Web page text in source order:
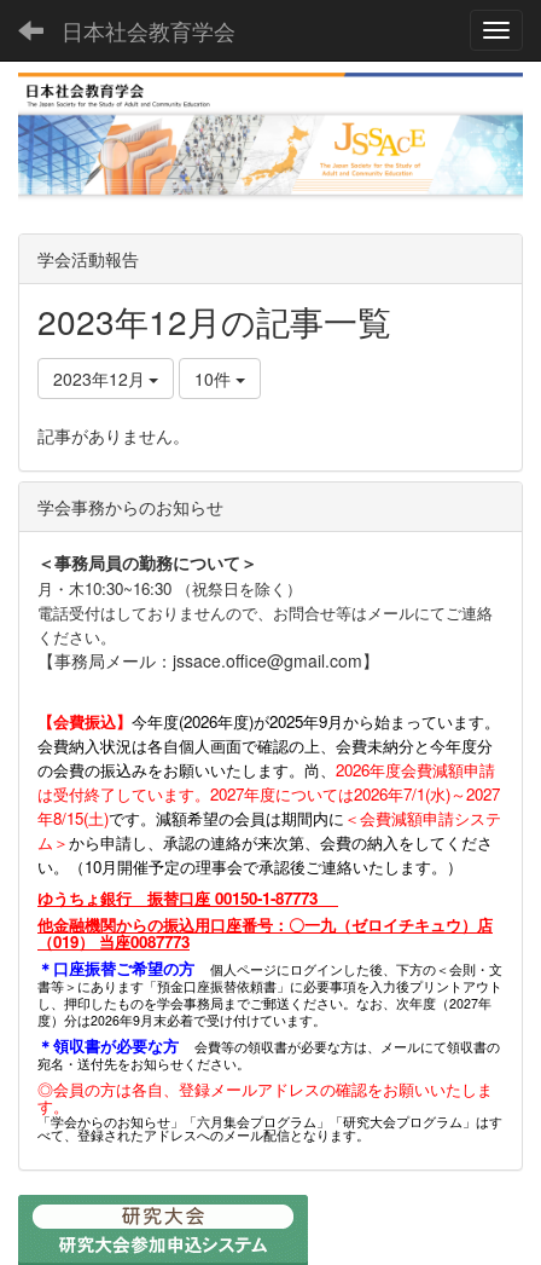
日本社会教育学会
学会活動報告
2023年12月の記事一覧
2023年12月 10件
記事がありません。
学会事務からのお知らせ
＜事務局員の勤務について＞
月・木10:30~16:30 （祝祭日を除く）
電話受付はしておりませんので、お問合せ等はメールにてご連絡
ください。
【事務局メール：jssace.office@gmail.com】
【会費振込】 今年度(2026年度)が2025年9月から始まっています。
会費納入状況は各自個人画面で確認の上、会費未納分と今年度分
の会費の振込みをお願いいたします。尚、 2026年度会費減額申請
は受付終了しています。2027年度については2026年7/1(水)～2027
年8/15(土)です。減額希望の会員は期間内に ＜会費減額申請システ
ム＞から申請し、承認の連絡が来次第、会費の納入をしてくださ
い。（10月開催予定の理事会で承認後ご連絡いたします。）
ゆうちょ銀行 振替口座 00150-1-87773
他金融機関からの振込用口座番号：〇一九（ゼロイチキュウ）店
（019） 当座0087773
＊口座振替ご希望の方
個人ページにログインした後、下方の＜会則・文
書等＞にあります「預金口座振替依頼書」に必要事項を入力後プリントアウト
し、押印したものを学会事務局までご郵送ください。なお、次年度（2027年
度）分は2026年9月末必着で受け付けています。
＊領収書が必要な方
会費等の領収書が必要な方は、メールにて領収書の
宛名・送付先をお知らせください。
◎会員の方は各自、登録メールアドレスの確認をお願いいたしま
す。
「学会からのお知らせ」「六月集会プログラム」「研究大会プログラム」はす
べて、登録されたアドレスへのメール配信となります。